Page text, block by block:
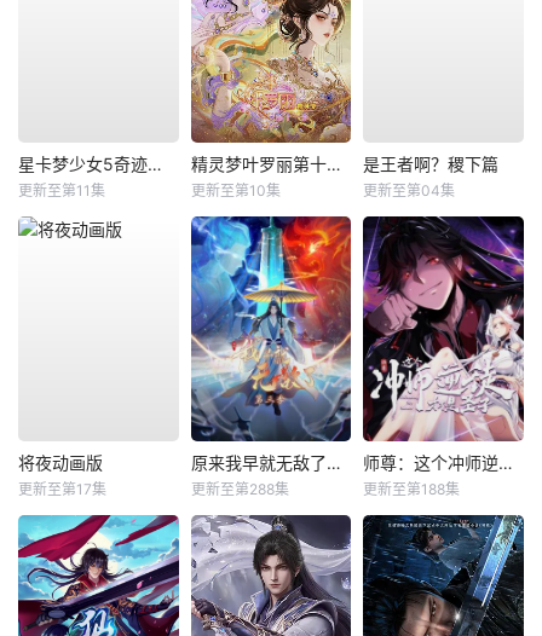
星卡梦少女5奇迹绽放
更新至第11集
精灵梦叶罗丽第十一季（下）
更新至第10集
是王者啊？稷下篇
更新至第04集
将夜动画版
更新至第17集
原来我早就无敌了动态漫
更新至第288集
师尊：这个冲师逆徒才不是圣子动态漫
更新至第188集